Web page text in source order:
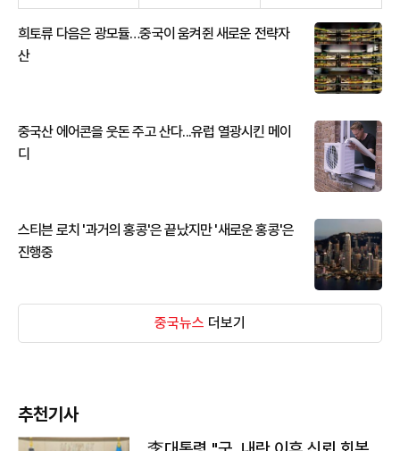
희토류 다음은 광모듈…중국이 움켜쥔 새로운 전략자
산
중국산 에어콘을 웃돈 주고 산다...유럽 열광시킨 메이
디
스티븐 로치 '과거의 홍콩'은 끝났지만 '새로운 홍콩'은
진행중
중국뉴스 더보기
추천기사